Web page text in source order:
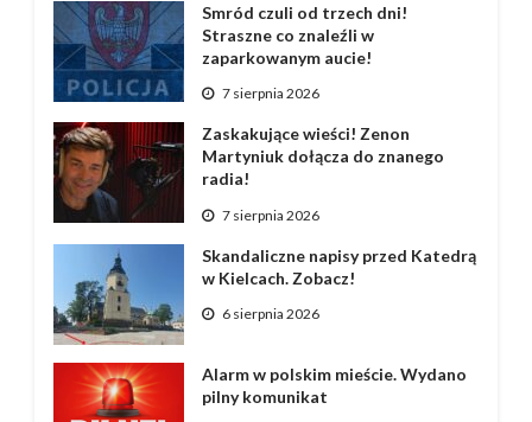
Smród czuli od trzech dni!
Straszne co znaleźli w
zaparkowanym aucie!
7 sierpnia 2026
Zaskakujące wieści! Zenon
Martyniuk dołącza do znanego
radia!
7 sierpnia 2026
Skandaliczne napisy przed Katedrą
w Kielcach. Zobacz!
6 sierpnia 2026
Alarm w polskim mieście. Wydano
pilny komunikat